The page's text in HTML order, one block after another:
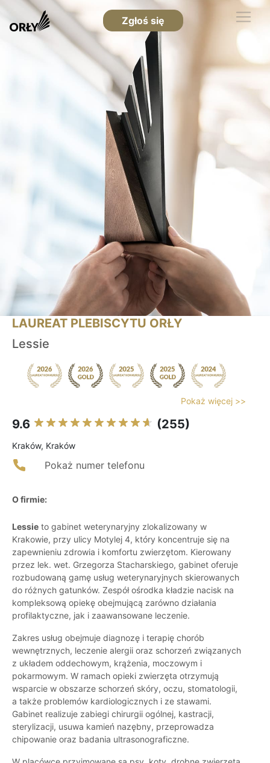
Zgłoś się
LAUREAT PLEBISCYTU ORŁY
Lessie
Pokaż więcej >>
9.6 (255)
Kraków, Kraków
Pokaż numer telefonu
O firmie:
Lessie to gabinet weterynaryjny zlokalizowany w
Krakowie, przy ulicy Motylej 4, który koncentruje się na
zapewnieniu zdrowia i komfortu zwierzętom. Kierowany
przez lek. wet. Grzegorza Stacharskiego, gabinet oferuje
rozbudowaną gamę usług weterynaryjnych skierowanych
do różnych gatunków. Zespół ośrodka kładzie nacisk na
kompleksową opiekę obejmującą zarówno działania
profilaktyczne, jak i zaawansowane leczenie.
Zakres usług obejmuje diagnozę i terapię chorób
wewnętrznych, leczenie alergii oraz schorzeń związanych
z układem oddechowym, krążenia, moczowym i
pokarmowym. W ramach opieki zwierzęta otrzymują
wsparcie w obszarze schorzeń skóry, oczu, stomatologii,
a także problemów kardiologicznych i ze stawami.
Gabinet realizuje zabiegi chirurgii ogólnej, kastracji,
sterylizacji, usuwa kamień nazębny, przeprowadza
chipowanie oraz badania ultrasonograficzne.